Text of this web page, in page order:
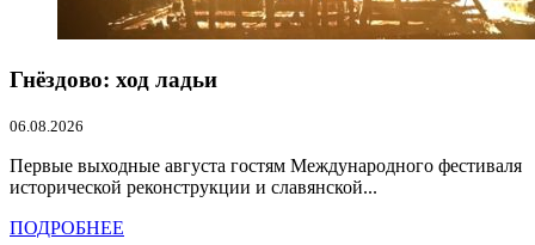
Гнёздово: ход ладьи
06.08.2026
Первые выходные августа гостям Международного фестиваля
исторической реконструкции и славянской...
ПОДРОБНЕЕ